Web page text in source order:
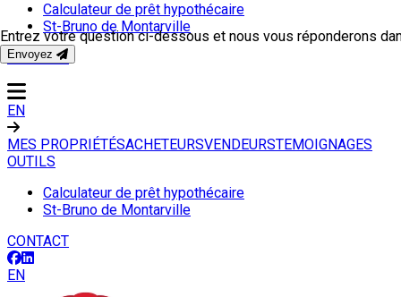
Calculateur de prêt hypothécaire
St-Bruno de Montarville
CONTACT
EN
MES PROPRIÉTÉSACHETEURSVENDEURSTEMOIGNAGES
OUTILS
Calculateur de prêt hypothécaire
St-Bruno de Montarville
CONTACT
EN
Entrez votre question ci-dessous et nous vous réponderons
Envoyez